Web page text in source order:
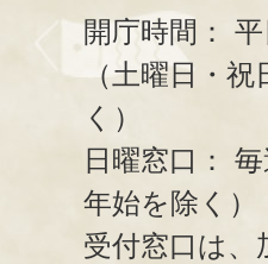
開庁時間：
（土曜日・祝
く）
日曜窓口：
年始を除く）
受付窓口は、